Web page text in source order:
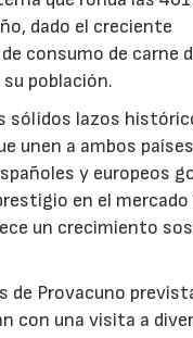
dado el creciente
consumo de carne
población.
sólidos lazos
unen a ambos
y europeos
en el
un crecimiento
de Provacuno
con una visita a